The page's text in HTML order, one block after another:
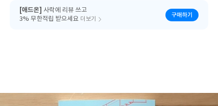
[애드온] 사락에 리뷰 쓰고
3% 무한적립 받으세요 더보기
구매하기